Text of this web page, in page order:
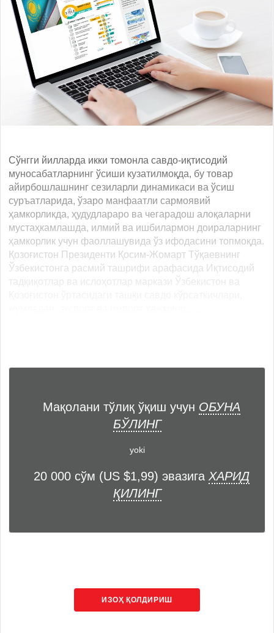
Сўнгги йилларда икки томонла савдо-иқтисодий
муносабатларнинг ўсиши кузатилмоқда, бу товар
айирбошлашнинг сезиларли динамикаси ва ўсиш
суръатларида, ўзаро манфаатли сармоявий
ҳамкорликда, ҳудудлараро ва чегарадош алоқаларни
мустаҳкамлашда, илмий ва ишбилармон доираларнинг
ҳамкорлик учун фаоллашувида ўз ифодасини топмоқда.
Қозоғистон Президенти Қосим-Жомарт Тўқаевнинг
Ўзбекистонга расмий ташрифи арафасида Иқтисодий
тадқиқотлар ва ислоҳотлар маркази Ўзбекистон ва
Мақолани тўлиқ ўқиш учун ОБУНА
БЎЛИНГ
yoki
20 000 сўм (US $1,99) эвазига ХАРИД
ҚИЛИНГ
ИЗОҲ ҚОЛДИРИШ